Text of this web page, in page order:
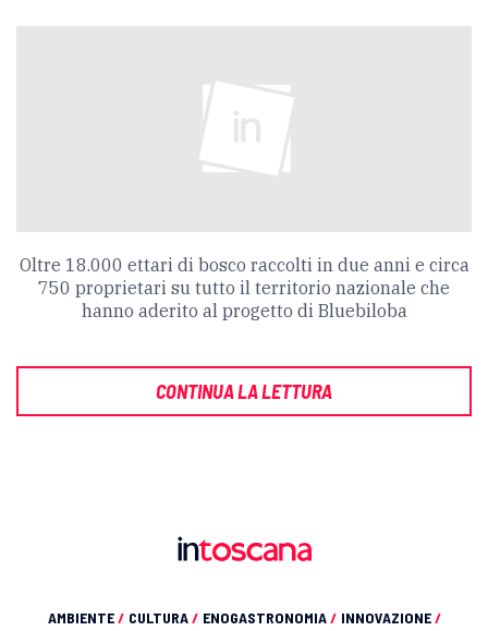
Oltre 18.000 ettari di bosco raccolti in due anni e circa
750 proprietari su tutto il territorio nazionale che
hanno aderito al progetto di Bluebiloba
CONTINUA LA LETTURA
AMBIENTE/ CULTURA/ ENOGASTRONOMIA/ INNOVAZIONE/